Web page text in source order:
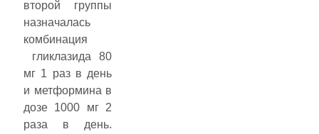
второй группы
назначалась
комбинация
гликлазида 80
мг 1 раз в день
и метформина в
дозе 1000 мг 2
раза в день.